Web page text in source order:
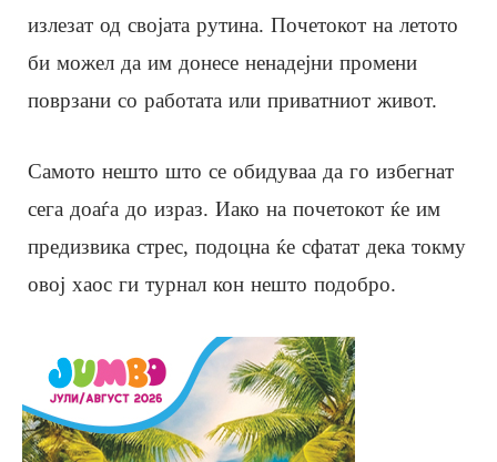
излезат од својата рутина. Почетокот на летото
би можел да им донесе ненадејни промени
поврзани со работата или приватниот живот.
Самото нешто што се обидуваа да го избегнат
сега доаѓа до израз. Иако на почетокот ќе им
предизвика стрес, подоцна ќе сфатат дека токму
овој хаос ги турнал кон нешто подобро.